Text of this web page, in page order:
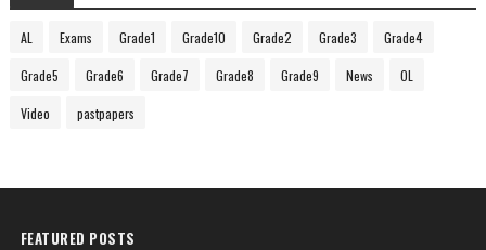
AL Exams Grade1 Grade10 Grade2 Grade3 Grade4
Grade5 Grade6 Grade7 Grade8 Grade9 News OL
Video pastpapers
FEATURED POSTS